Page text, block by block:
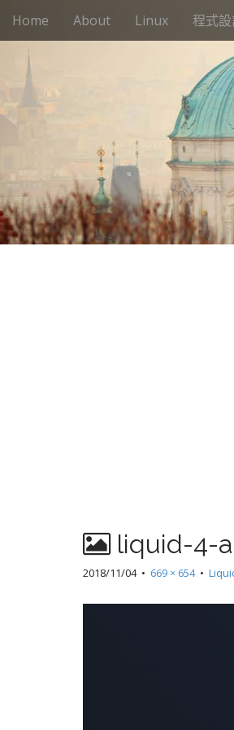
M
e
i
c
n
t
Home About Linux 程式
liquid-4-
2018/11/04• 669 × 654•